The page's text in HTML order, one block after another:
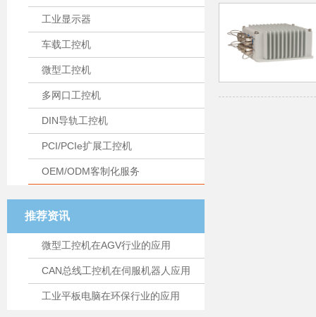
工业显示器
车载工控机
微型工控机
多网口工控机
DIN导轨工控机
PCI/PCIe扩展工控机
OEM/ODM客制化服务
推荐资讯
微型工控机在AGV行业的应用
CAN总线工控机在伺服机器人应用
工业平板电脑在环保行业的应用